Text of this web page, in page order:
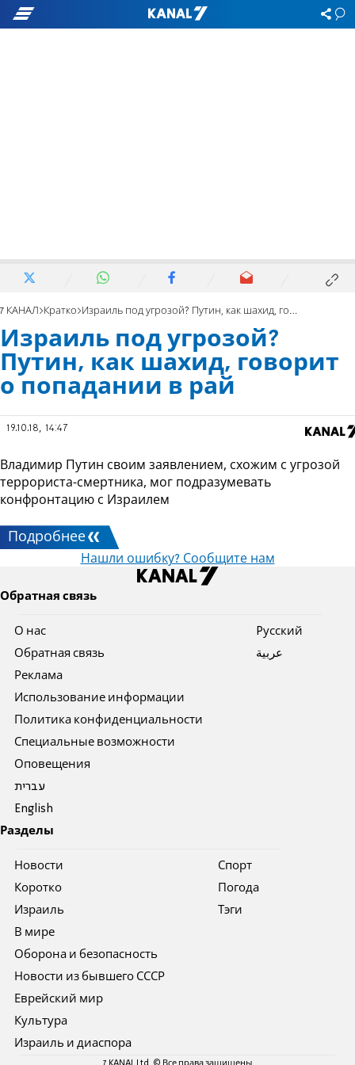
7 КАНАЛ Кратко Израиль под угрозой? Путин, как шахид, говорит о попадании в рай
Израиль под угрозой?
Путин, как шахид, говорит
о попадании в рай
19.10.18, 14:47
Владимир Путин своим заявлением, схожим с угрозой
террориста-смертника, мог подразумевать
конфронтацию с Израилем
Подробнее
Нашли ошибку? Сообщите нам
Обратная связь
О нас
Обратная связь
Реклама
Использование информации
Политика конфиденциальности
Специальные возможности
Оповещения
עברית
English
Pусский
عربية
Разделы
Новости
Коротко
Израиль
В мире
Оборона и безопасность
Новости из бывшего СССР
Еврейский мир
Культура
Израиль и диаспора
Спорт
Погода
Тэги